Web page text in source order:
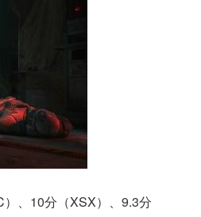
、10分（XSX）、9.3分